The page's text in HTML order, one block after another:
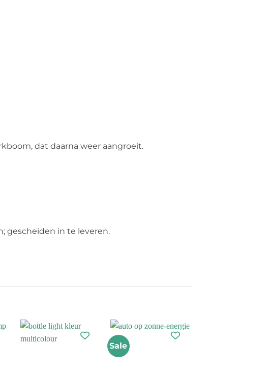
dat daarna weer aangroeit.
gescheiden in te leveren.
Sale